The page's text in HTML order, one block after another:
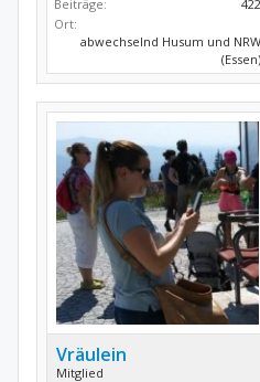
Beiträge:
422
Ort:
abwechselnd Husum und NRW
(Essen)
Vräulein
Mitglied